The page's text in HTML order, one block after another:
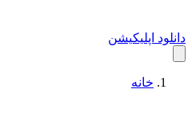
دانلود اپلیکیشن
خانه